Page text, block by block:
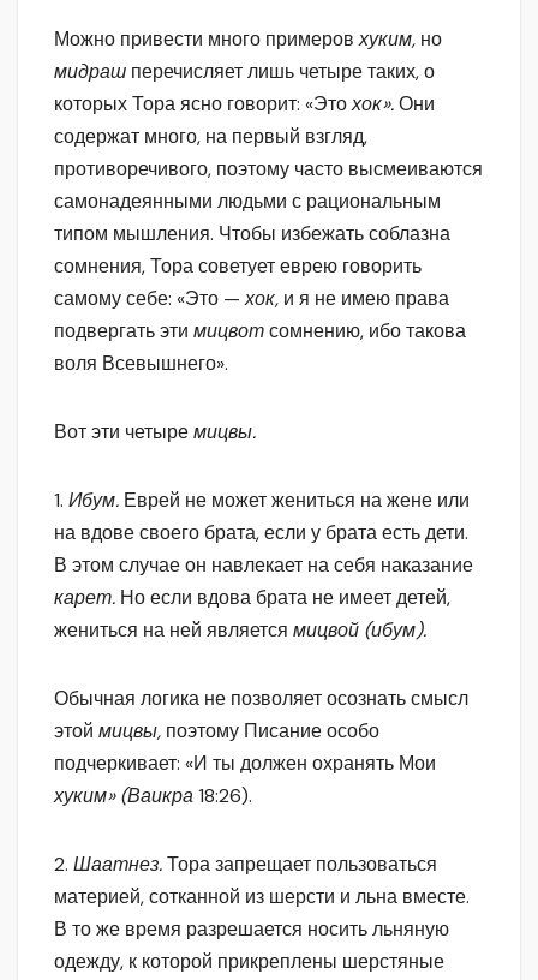
Можно привести много примеровхуким, но
мидраш перечисляет лишь четыре таких, о
которых Тора ясно говорит: «Этохок».Они
содержат много, на первый взгляд,
противоречивого, поэтому часто высмеиваются
самонадеянными людьми с рациональным
типом мышления. Чтобы избежать соблазна
сомнения, Тора советует еврею говорить
самому себе: «Это —хок, и я не имею права
подвергать эти мицвотсомнению, ибо такова
воля Всевышнего».
Вот эти четыремицвы.
1. Ибум. Еврей не может жениться на жене или
на вдове своего брата, если у брата есть дети.
В этом случае он навлекает на себя наказание
карет. Но если вдова брата не имеет детей,
жениться на ней является мицвой (ибум).
Обычная логика не позволяет осознать смысл
этой мицвы, поэтому Писание особо
подчеркивает: «И ты должен охранять Мои
хуким» (Ваикра18:26).
2. Шаатнез.Тора запрещает пользоваться
материей, сотканной из шерсти и льна вместе.
В то же время разрешается носить льняную
одежду, к которой прикреплены шерстяные